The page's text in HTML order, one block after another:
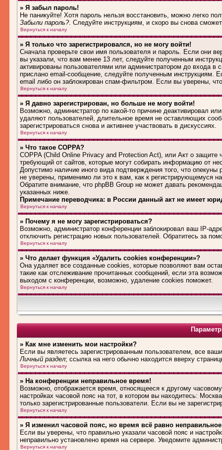
» Я забыл пароль!
Не паникуйте! Хотя пароль нельзя восстановить, можно легко
Забыли пароль?. Следуйте инструкциям, и скоро вы снова
Вернуться к началу
» Я только что зарегистрировался, но не могу войти!
Сначала проверьте свои имя пользователя и пароль. Если они
вы указали, что вам менее 13 лет, следуйте полученным
активированы пользователями или администратором до входа
прислано email-сообщение, следуйте полученным инструкциям.
email либо он заблокирован спам-фильтром. Если вы уверены,
Вернуться к началу
» Я давно зарегистрирован, но больше не могу войти!
Возможно, администратор по какой-то причине деактивировал
удаляют пользователей, длительное время не оставляющих
зарегистрироваться снова и активнее участвовать в дискуссиях.
Вернуться к началу
» Что такое COPPA?
COPPA (Child Online Privacy and Protection Act), или Акт о защите
требующий от сайтов, которые могут собирать информацию от
Допустимо наличие иного вида подтверждения того, что
не уверены, применимо ли это к вам, как к регистрирующемуся
Обратите внимание, что phpBB Group не может давать
указанных ниже.
Примечание переводчика: в России данный акт не имеет
Вернуться к началу
» Почему я не могу зарегистрироваться?
Возможно, администратор конференции заблокировал ваш IP-
отключить регистрацию новых пользователей. Обратитесь за
Вернуться к началу
» Что делает функция «Удалить cookies конференции»?
Она удаляет все созданные cookies, которые позволяют вам
такие как отслеживание прочитанных сообщений, если эта
выходом с конференции, возможно, удаление cookies поможет.
Вернуться к началу
» Как мне изменить мои настройки?
Если вы являетесь зарегистрированным пользователем, все
Личный раздел; ссылка на него обычно находится вверху
Вернуться к началу
» На конференции неправильное время!
Возможно, отображается время, относящееся к другому
настройках часовой пояс на тот, в котором вы находитесь:
только зарегистрированные пользователи. Если вы не
Вернуться к началу
» Я изменил часовой пояс, но время всё равно
Если вы уверены, что правильно указали часовой пояс и
неправильно установлено время на сервере. Уведомите
Вернуться к началу